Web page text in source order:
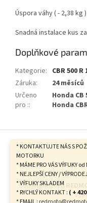
* KONTAKTUJTE NÁS S
MOTORKU
* MÁME PRO VÁS VÝFUKY
* NEJLEPŠÍ CENY /
* VÝFUKY SKLADEM
* RYCHLÝ KONTAKT : ( +
Úspora váhy ( - 2,38 kg )
Snadná instalace kus
Doplňkové
Kategorie: CBR 500 R
Záruka:
24 měsíců
Určeno
pro ::
Honda CB
Honda
Copyright 2026